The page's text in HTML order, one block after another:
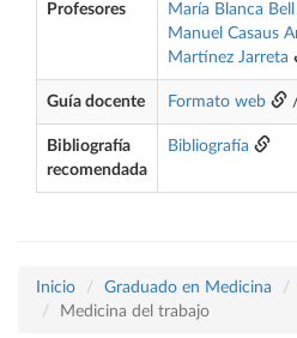
Profesores María Blanca
Manuel Casaus
Martínez Jarreta
Guía docente Formato web
Bibliografía
recomendada
Bibliografía
Inicio Graduado en Medicina
Medicina del trabajo